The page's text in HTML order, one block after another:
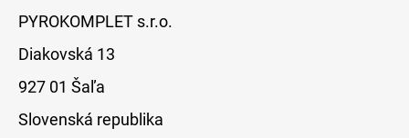
PYROKOMPLET s.r.o.
Diakovská 13
927 01 Šaľa
Slovenská republika